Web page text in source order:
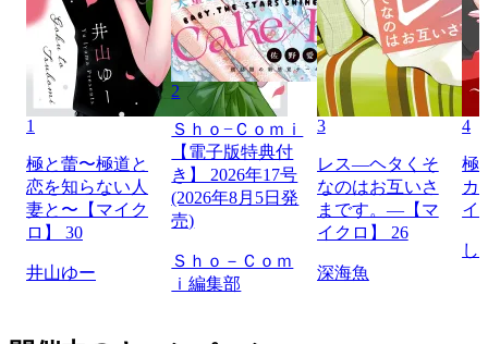
1
極と蕾〜極道と
恋を知らない人
妻と〜【マイク
ロ】 30
井山ゆー
2
Ｓｈｏ−Ｃｏｍｉ
【電子版特典付
き】 2026年17号
(2026年8月5日発
売)
Ｓｈｏ－Ｃｏｍ
ｉ編集部
3
レス―ヘタくそ
なのはお互いさ
まです。―【マ
イクロ】 26
深海魚
4
極
カ
イ
し